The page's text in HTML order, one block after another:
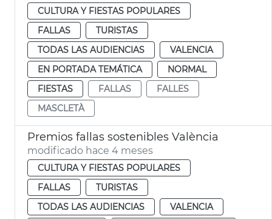
CULTURA Y FIESTAS POPULARES
FALLAS
TURISTAS
TODAS LAS AUDIENCIAS
VALENCIA
EN PORTADA TEMÁTICA
NORMAL
FIESTAS
FALLAS
FALLES
MASCLETÀ
Premios fallas sostenibles València
modificado hace 4 meses
CULTURA Y FIESTAS POPULARES
FALLAS
TURISTAS
TODAS LAS AUDIENCIAS
VALENCIA